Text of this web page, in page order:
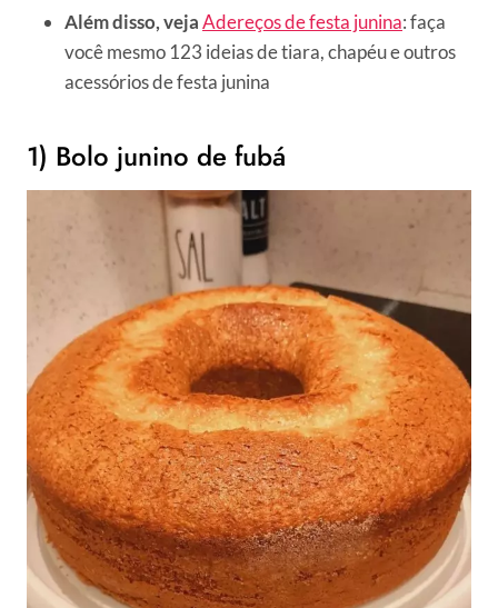
Além disso, vejaAdereços de festa junina: faça
você mesmo 123 ideias de tiara, chapéu e outros
acessórios de festa junina
1) Bolo junino de fubá